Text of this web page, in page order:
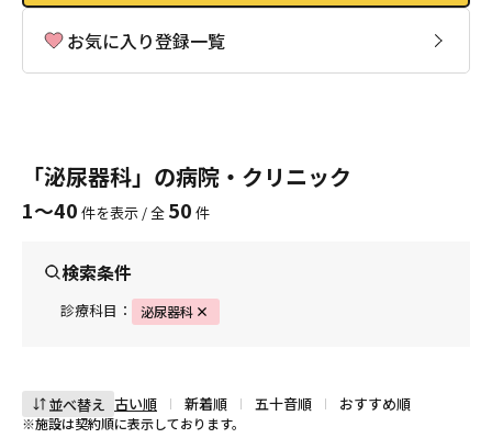
お気に入り登録一覧
「泌尿器科」の病院・クリニック
1〜40 件を表示 / 全 50 件
検索条件
診療科目： 泌尿器科
※施設は契約順に表示しております。
並べ替え 古い順 新着順 五十音順 おすすめ順